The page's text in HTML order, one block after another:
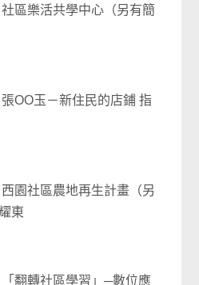
社區樂活共學中心（另有簡
張OO玉－新住民的店鋪 指
西園社區農地再生計畫（另
東
「翻轉社區學習」─數位應